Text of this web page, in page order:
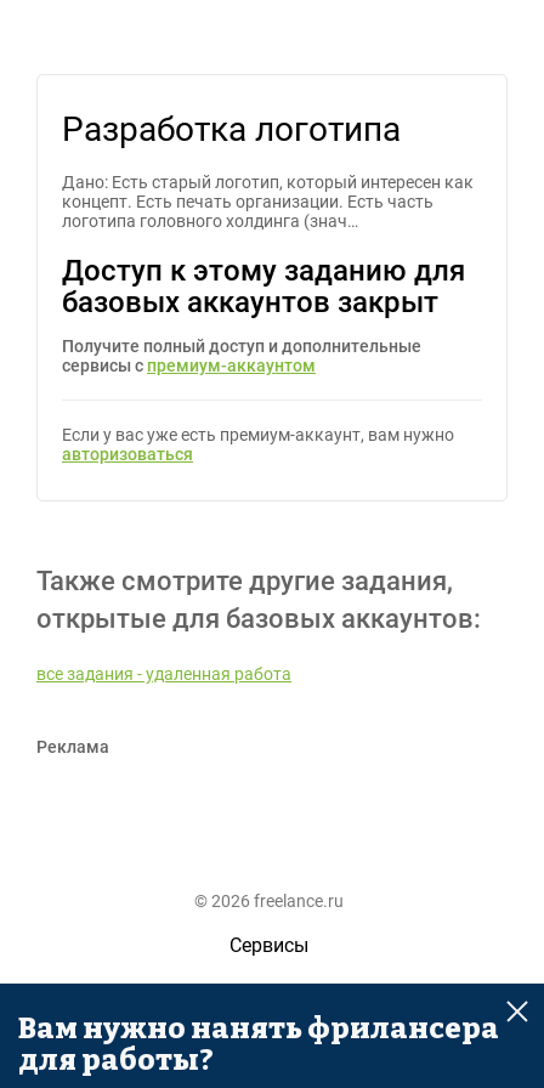
Разработка логотипа
Дано: Есть старый логотип, который интересен как
концепт. Есть печать организации. Есть часть
логотипа головного холдинга (знач…
Доступ к этому заданию для
базовых аккаунтов закрыт
Получите полный доступ и дополнительные
сервисы с премиум-аккаунтом
Если у вас уже есть премиум-аккаунт, вам нужно
авторизоваться
Также смотрите другие задания,
открытые для базовых аккаунтов:
все задания - удаленная работа
Реклама
© 2026 freelance.ru
Сервисы
Помощь
Поиск
Вам нужно нанять фрилансера
для работы?